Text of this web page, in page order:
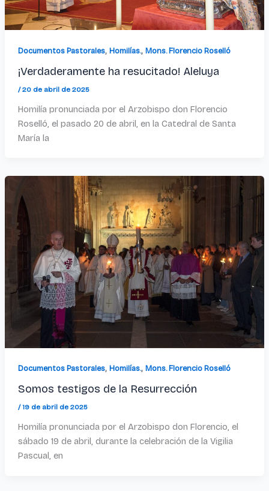
Documentos Pastorales, Homilías., Mons. Florencio Roselló
¡Verdaderamente ha resucitado! Aleluya
/20 de abril de 2025
Homilía pronunciada por el Arzobispo don Florencio
Roselló, el pasado 20 de abril, en la Catedral de Santa
María la
Documentos Pastorales, Homilías., Mons. Florencio Roselló
Somos testigos de la Resurrección
/19 de abril de 2025
Homilía pronunciada por el Arzobispo don Florencio, el
sábado 19 de abril, durante la celebración de la Vigilia
Pascual, en